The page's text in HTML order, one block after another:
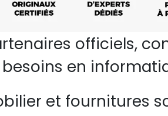
officiels,
en
et fournitures